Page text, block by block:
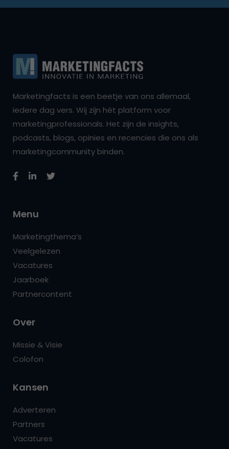
Marketingfacts is een beetje van ons allemaal,
iedere dag vers. Wij zijn hét platform voor
marketingprofessionals. Het zijn de insights,
podcasts, blogs, opinies en recencies die ons als
marketingcommunity binden.
Menu
Marketingthema’s
Veelgelezen
Vacatures
Jaarboek
Partnercontent
Over
Missie & Visie
Colofon
Kansen
Adverteren
Partners
Vacatures